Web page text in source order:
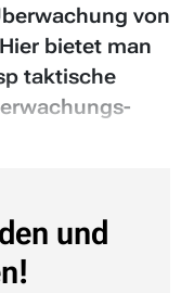
von
bietet man
taktische
und